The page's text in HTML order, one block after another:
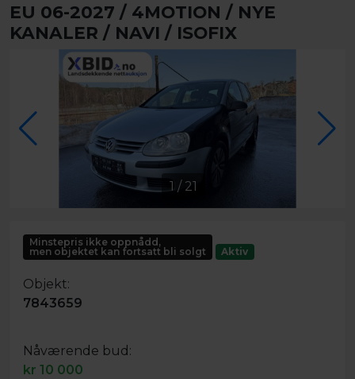
EU 06-2027 / 4MOTION / NYE
KANALER / NAVI / ISOFIX
1 / 21
Minstepris ikke oppnådd,
men objektet kan fortsatt bli solgt
Aktiv
Objekt:
7843659
Nåværende bud:
kr 10 000